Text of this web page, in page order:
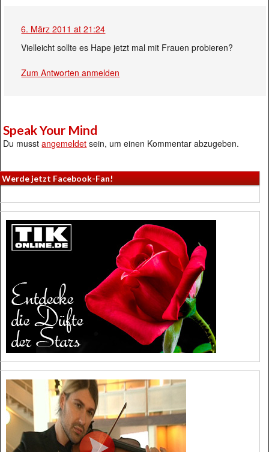
6. März 2011 at 21:24
Vielleicht sollte es Hape jetzt mal mit Frauen probieren?
Zum Antworten anmelden
Speak Your Mind
Du musstangemeldet sein, um einen Kommentar abzugeben.
Werde jetzt Facebook-Fan!